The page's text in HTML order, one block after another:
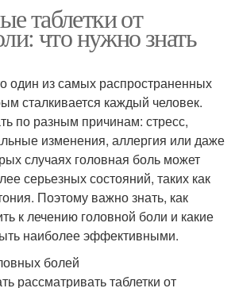
таблетки от
что нужно знать
один из самых распространенных
сталкивается каждый человек.
по разным причинам: стресс,
изменения, аллергия или даже
случаях головная боль может
серьезных состояний, таких как
Поэтому важно знать, как
к лечению головной боли и какие
наиболее эффективными.
болей
рассматривать таблетки от